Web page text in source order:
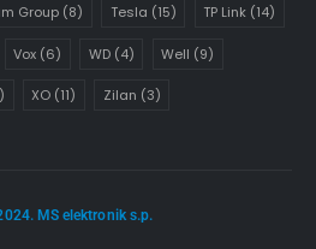
Group (8) Tesla (15) TP Link (14)
Vox (6) WD(4) Well (9)
XO (11) Zilan (3)
MS elektronik s.p.